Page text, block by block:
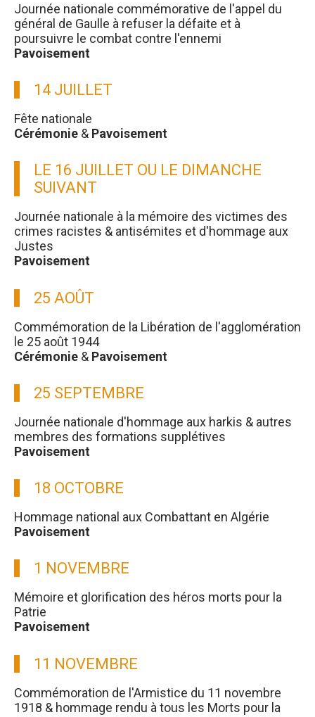
Journée nationale commémorative de l'appel du
général de Gaulle à refuser la défaite et à
poursuivre le combat contre l'ennemi
Pavoisement
14 JUILLET
Fête nationale
Cérémonie & Pavoisement
LE 16 JUILLET OU LE DIMANCHE
SUIVANT
Journée nationale à la mémoire des victimes des
crimes racistes & antisémites et d'hommage aux
Justes
Pavoisement
25 AOÛT
Commémoration de la Libération de l'agglomération
le 25 août 1944
Cérémonie & Pavoisement
25 SEPTEMBRE
Journée nationale d'hommage aux harkis & autres
membres des formations supplétives
Pavoisement
18 OCTOBRE
Hommage national aux Combattant en Algérie
Pavoisement
1 NOVEMBRE
Mémoire et glorification des héros morts pour la
Patrie
Pavoisement
11 NOVEMBRE
Commémoration de l'Armistice du 11 novembre
1918 & hommage rendu à tous les Morts pour la